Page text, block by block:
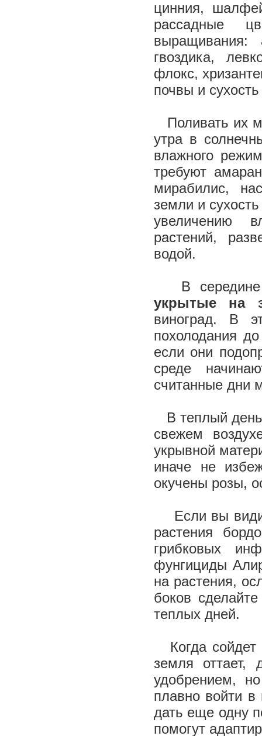
цинния,
рассадные
выращивания:
гвоздика,
флокс,
почвы и
Поливать их
утра в
влажного
требуют
мирабилис,
земли и
увеличению
растений,
водой.
В середине
укрытые на
виноград. В
похолодания
если они
среде
считанные дни
В теплый день
свежем
укрывной
иначе не
окучены розы,
Если вы
растения
грибковых
фунгициды
на растения,
боков
теплых дней.
Когда сойдет
земля оттает,
удобрением,
плавно войти
дать еще одну
помогут